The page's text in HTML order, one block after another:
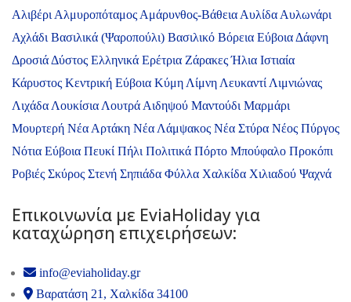
Αλιβέρι Αλμυροπόταμος Αμάρυνθος-Βάθεια Αυλίδα Αυλωνάρι
Αχλάδι Βασιλικά (Ψαροπούλι) Βασιλικό Βόρεια Εύβοια Δάφνη
Δροσιά Δύστος Ελληνικά Ερέτρια ΖάρακεςΉλια Ιστιαία
Κάρυστος Κεντρική Εύβοια Κύμη Λίμνη Λευκαντί Λιμνιώνας
Λιχάδα Λουκίσια Λουτρά Αιδηψού Μαντούδι Μαρμάρι
Μουρτερή Νέα Αρτάκη Νέα Λάμψακος Νέα Στύρα Νέος Πύργος
Νότια Εύβοια Πευκί Πήλι Πολιτικά Πόρτο Μπούφαλο Προκόπι
Ροβιές Σκύρος Στενή Σηπιάδα Φύλλα Χαλκίδα Χιλιαδού Ψαχνά
Επικοινωνία με ΕviaHoliday για
καταχώρηση επιχειρήσεων:
info@eviaholiday.gr
Βαρατάση 21, Χαλκίδα 34100